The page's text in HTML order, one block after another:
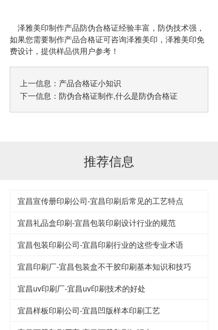
泽雅美印制作产品防伪合格证经验丰富，防伪技术强，
如果您需要制作产品合格证可咨询泽雅美印，泽雅美印免
费设计，提供样品供用户参考！
上一信息： 产品合格证小知识
下一信息： 防伪合格证制作,什么是防伪合格证
推荐信息
宜昌宣传册印刷公司-宜昌印刷后常见的工艺特点
宜昌礼品盒印刷-宜昌包装印刷设计行业的规范
宜昌包装印刷公司-宜昌印刷行业的这些专业术语
宜昌印刷厂-宜昌包装盒不干胶印刷基本知识和技巧
宜昌uv印刷厂-宜昌uv印刷技术的好处
宜昌样板印刷公司-宜昌凹版样本印刷工艺